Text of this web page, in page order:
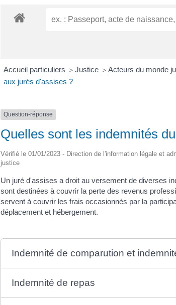
Accueil particuliers > Justice > Acteurs du monde
aux jurés d'assises ?
Question-réponse
Quelles sont les indemnités
Vérifié le 01/01/2023 - Direction de l'information légale et
justice
Un juré d'assises a droit au versement de diverses
sont destinées à couvrir la perte des revenus
servent à couvrir les frais occasionnés par la
déplacement et hébergement.
Indemnité de comparution et
Indemnité de repas